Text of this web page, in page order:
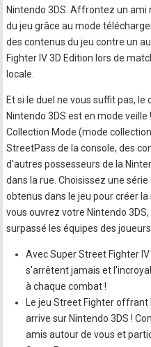
Nintendo 3DS. Affrontez un
du jeu grâce au mode
des contenus du jeu contre un
Fighter IV 3D Edition lors de
locale.
Et si le duel ne vous suffit pas,
Nintendo 3DS est en mode
Collection Mode (mode
StreetPass de la console, des
d'autres possesseurs de la
dans la rue. Choisissez une
obtenus dans le jeu pour créer
vous ouvrez votre Nintendo
surpassé les équipes des
Avec Super Street Fighter
s'arrêtent jamais et
à chaque combat !
Le jeu Street Fighter
arrive sur Nintendo 3DS !
amis autour de vous et